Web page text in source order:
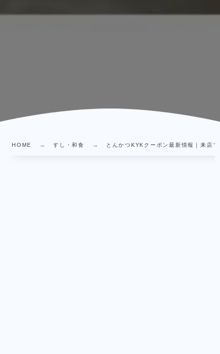
HOME すし・和食 とんかつKYKクーポン最新情報｜来店